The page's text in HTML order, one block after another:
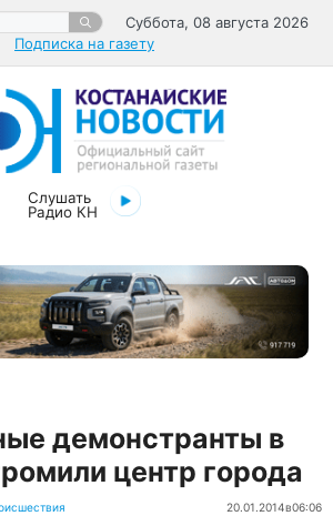
Суббота, 08 августа 2026
Подписка на газету
Слушать
Радио КН
демонстранты в
центр города
20.01.2014в06:06